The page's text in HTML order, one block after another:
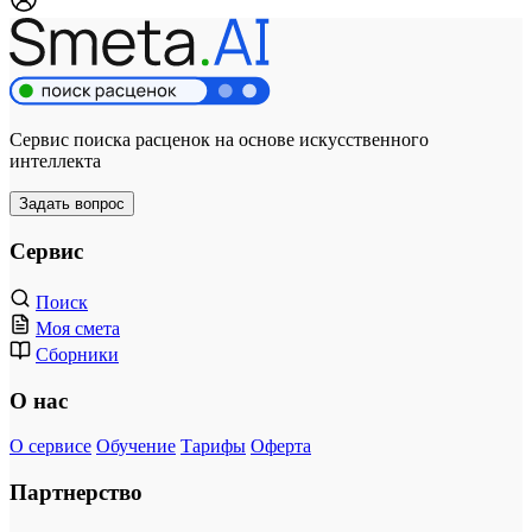
Сервис поиска расценок на основе искусственного
интеллекта
Задать вопрос
Сервис
Поиск
Моя смета
Сборники
О нас
О сервисе Обучение Тарифы Оферта
Партнерство